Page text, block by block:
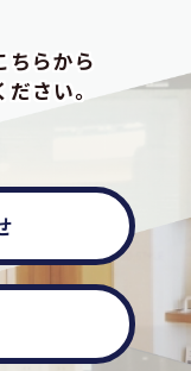
ちらから
さい。